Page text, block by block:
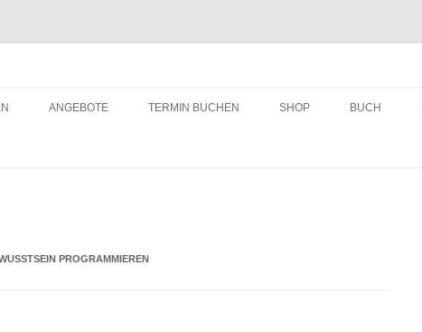
Inhalt
ANGEBOTE TERMIN BUCHEN SHOP BUCH
PROGRAMMIEREN